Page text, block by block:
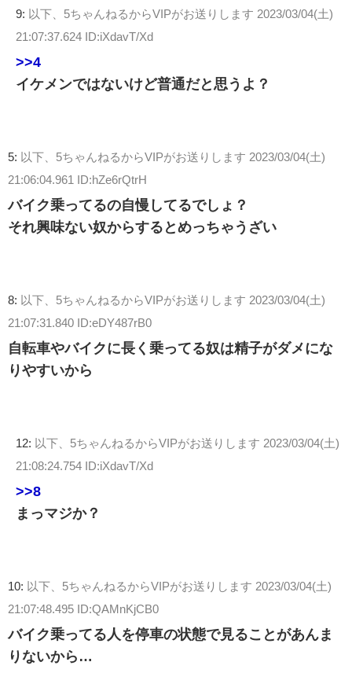
9: 以下、5ちゃんねるからVIPがお送りします 2023/03/04(土)
21:07:37.624 ID:iXdavT/Xd
>>4
イケメンではないけど普通だと思うよ？
5: 以下、5ちゃんねるからVIPがお送りします 2023/03/04(土)
21:06:04.961 ID:hZe6rQtrH
バイク乗ってるの自慢してるでしょ？
それ興味ない奴からするとめっちゃうざい
8: 以下、5ちゃんねるからVIPがお送りします 2023/03/04(土)
21:07:31.840 ID:eDY487rB0
自転車やバイクに長く乗ってる奴は精子がダメにな
りやすいから
12: 以下、5ちゃんねるからVIPがお送りします 2023/03/04(土)
21:08:24.754 ID:iXdavT/Xd
>>8
まっマジか？
10: 以下、5ちゃんねるからVIPがお送りします 2023/03/04(土)
21:07:48.495 ID:QAMnKjCB0
バイク乗ってる人を停車の状態で見ることがあんま
りないから…